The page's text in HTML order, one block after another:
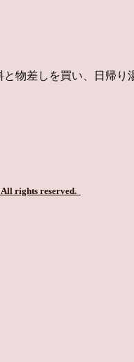
物差しを買い、日帰
All rights reserved.